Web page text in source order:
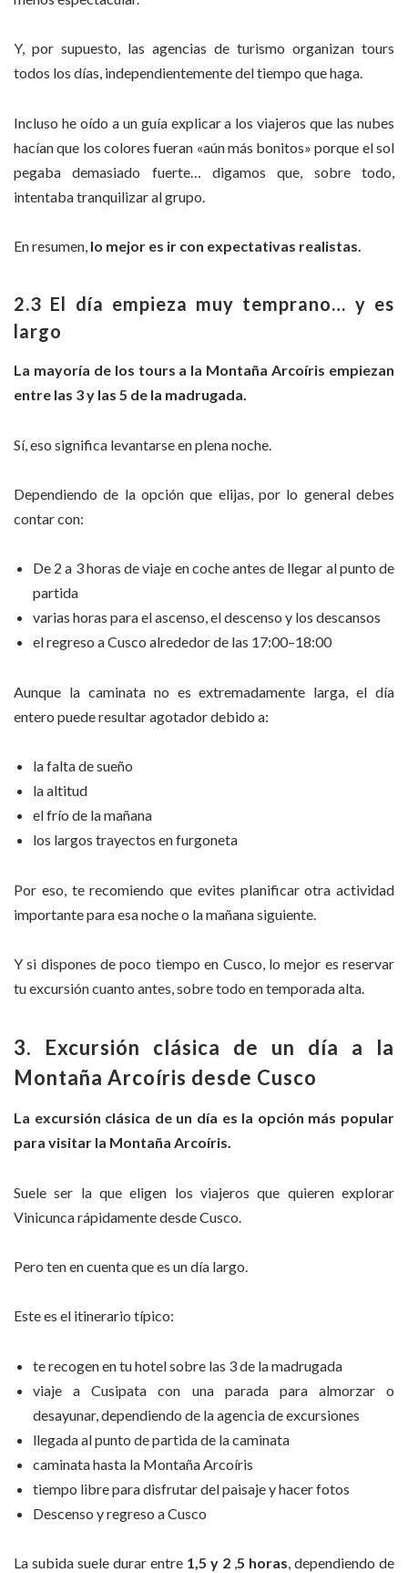
Y, por supuesto, las agencias de turismo organizan tours
todos los días, independientemente del tiempo que haga.
Incluso he oído a un guía explicar a los viajeros que las nubes
hacían que los colores fueran «aún más bonitos» porque el sol
pegaba demasiado fuerte… digamos que, sobre todo,
intentaba tranquilizar al grupo.
En resumen, lo mejor es ir con expectativas realistas.
2.3 El día empieza muy temprano… y es
largo
La mayoría de los tours a la Montaña Arcoíris empiezan
entre las 3 y las 5 de la madrugada.
Sí, eso significa levantarse en plena noche.
Dependiendo de la opción que elijas, por lo general debes
contar con:
De 2 a 3 horas de viaje en coche antes de llegar al punto de
partida
varias horas para el ascenso, el descenso y los descansos
el regreso a Cusco alrededor de las 17:00–18:00
Aunque la caminata no es extremadamente larga, el día
entero puede resultar agotador debido a:
la falta de sueño
la altitud
el frío de la mañana
los largos trayectos en furgoneta
Por eso, te recomiendo que evites planificar otra actividad
importante para esa noche o la mañana siguiente.
Y si dispones de poco tiempo en Cusco, lo mejor es reservar
tu excursión cuanto antes, sobre todo en temporada alta.
3. Excursión clásica de un día a la
Montaña Arcoíris desde Cusco
La excursión clásica de un día es la opción más popular
para visitar la Montaña Arcoíris.
Suele ser la que eligen los viajeros que quieren explorar
Vinicunca rápidamente desde Cusco.
Pero ten en cuenta que es un día largo.
Este es el itinerario típico:
te recogen en tu hotel sobre las 3 de la madrugada
viaje a Cusipata con una parada para almorzar o
desayunar, dependiendo de la agencia de excursiones
llegada al punto de partida de la caminata
caminata hasta la Montaña Arcoíris
tiempo libre para disfrutar del paisaje y hacer fotos
Descenso y regreso a Cusco
La subida suele durar entre 1,5 y 2 ,5 horas, dependiendo de